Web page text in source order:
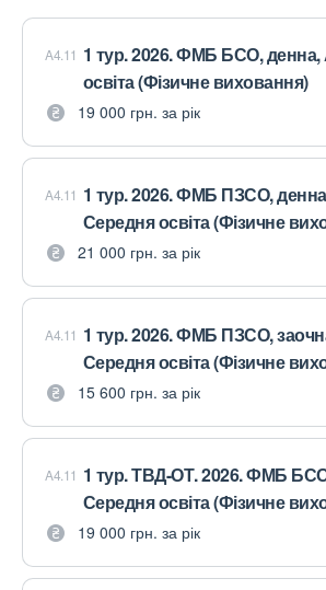
A4.11 1 тур. 2026. ФМБ БСО, денна,
освіта (Фізичне виховання)
19 000 грн. за рік
A4.11 1 тур. 2026. ФМБ ПЗСО,
Середня освіта (Фізичне
21 000 грн. за рік
A4.11 1 тур. 2026. ФМБ ПЗСО,
Середня освіта (Фізичне
15 600 грн. за рік
A4.11 1 тур. ТВД-ОТ. 2026. ФМБ
Середня освіта (Фізичне
19 000 грн. за рік